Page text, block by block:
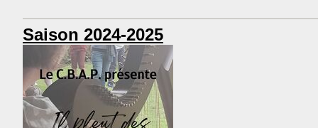
Saison 2024-2025